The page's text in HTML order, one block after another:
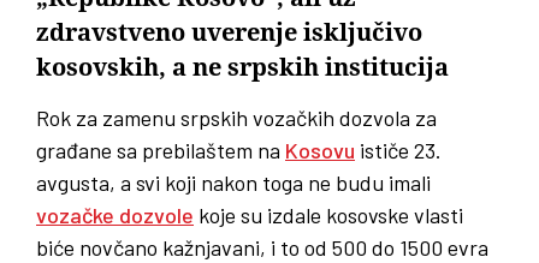
zdravstveno uverenje isključivo
kosovskih, a ne srpskih institucija
Rok za zamenu srpskih vozačkih dozvola za
građane sa prebilaštem na Kosovu ističe 23.
avgusta, a svi koji nakon toga ne budu imali
vozačke dozvole koje su izdale kosovske vlasti
biće novčano kažnjavani, i to od 500 do 1500 evra